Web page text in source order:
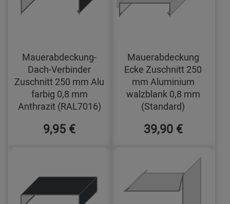
Mauerabdeckung-
Dach-Verbinder
Zuschnitt 250 mm Alu
farbig 0,8 mm
Anthrazit (RAL7016)
9,95 €
Mauerabdeckung
Ecke Zuschnitt 250
mm Aluminium
walzblank 0,8 mm
(Standard)
39,90 €